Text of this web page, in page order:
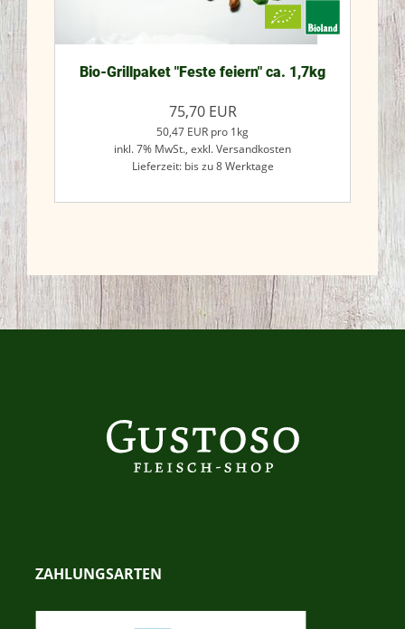
Bio-Grillpaket "Feste feiern" ca. 1,7kg
75,70 EUR
50,47 EUR pro 1kg
inkl. 7% MwSt., exkl. Versandkosten
Lieferzeit: bis zu 8 Werktage
Jetzt kaufen
ZAHLUNGSARTEN